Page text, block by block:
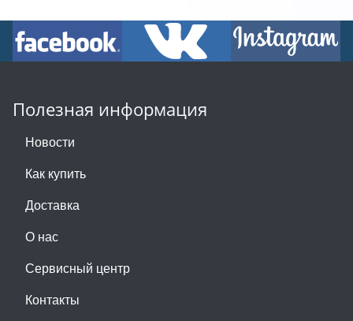
Полезная информация
Новости
Как купить
Доставка
О нас
Сервисный центр
Контакты